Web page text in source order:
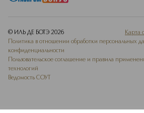
© ИЛЬ ДЕ БОТЭ 2026
Карта
Политика в отношении обработки персональных
конфиденциальности
Пользовательское соглашение и правила
технологий
Ведомость СОУТ